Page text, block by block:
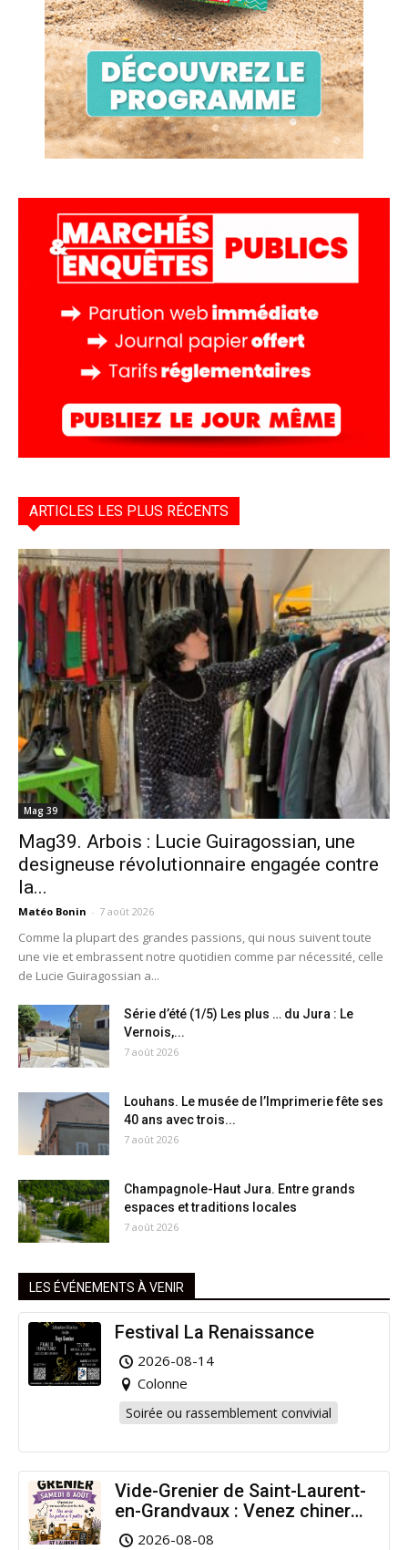
ARTICLES LES PLUS RÉCENTS
Mag 39
Mag39. Arbois : Lucie Guiragossian, une
designeuse révolutionnaire engagée contre
la...
Matéo Bonin - 7 août 2026
Comme la plupart des grandes passions, qui nous suivent toute
une vie et embrassent notre quotidien comme par nécessité, celle
de Lucie Guiragossian a...
Série d’été (1/5) Les plus … du Jura : Le
Vernois,...
7 août 2026
Louhans. Le musée de l’Imprimerie fête ses
40 ans avec trois...
7 août 2026
Champagnole-Haut Jura. Entre grands
espaces et traditions locales
7 août 2026
LES ÉVÉNEMENTS À VENIR
Festival La Renaissance
2026-08-14
Colonne
Soirée ou rassemblement convivial
Vide-Grenier de Saint-Laurent-
en-Grandvaux : Venez chiner
pour la bonne cause !
2026-08-08